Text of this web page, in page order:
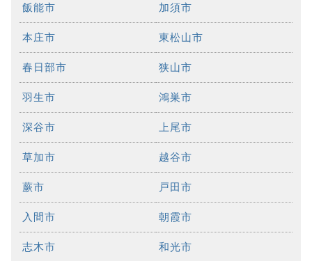
飯能市 加須市
本庄市 東松山市
春日部市 狭山市
羽生市 鴻巣市
深谷市 上尾市
草加市 越谷市
蕨市 戸田市
入間市 朝霞市
志木市 和光市